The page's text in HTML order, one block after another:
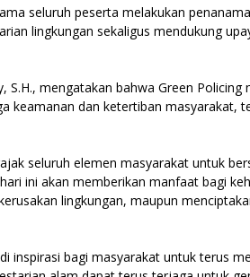
seluruh peserta melakukan
lingkungan sekaligus mendukung
S.H., mengatakan bahwa Green
keamanan dan ketertiban masyarakat,
seluruh elemen masyarakat untuk
ini akan memberikan manfaat bagi
lingkungan, maupun
inspirasi bagi masyarakat untuk terus